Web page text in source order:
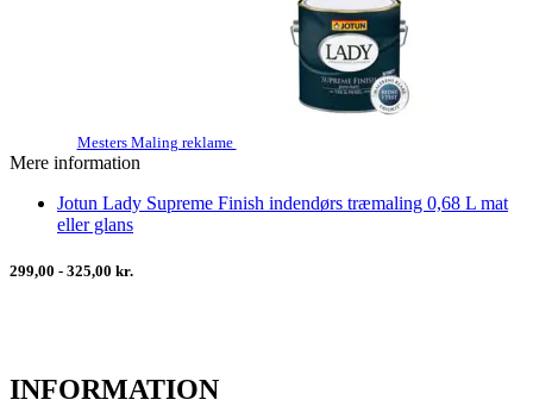
Mesters Maling reklame
Mere information
Jotun Lady Supreme Finish indendørs træmaling 0,68 L mat
eller glans
299,00 - 325,00 kr.
INFORMATION